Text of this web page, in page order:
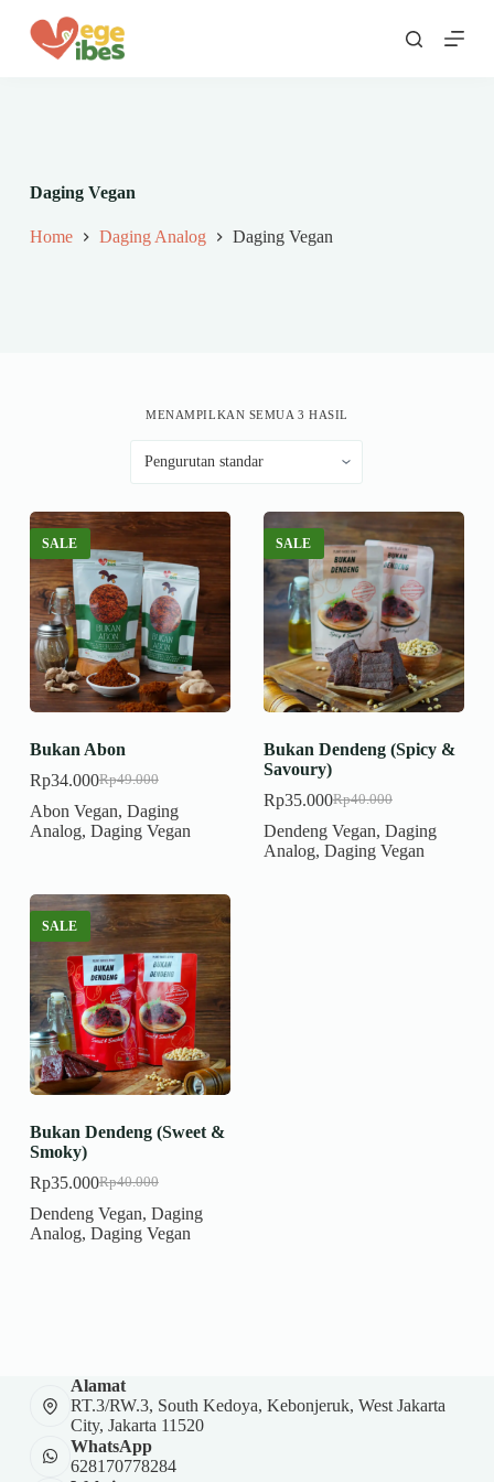
k
n
Daging Vegan
Home Daging Analog Daging Vegan
MENAMPILKAN SEMUA 3 HASIL
SALE
Bukan Abon
Rp49.000
Harga
aslinya
adalah:
Rp34.000Harga
saat
ini
Abon Vegan, Daging
Analog, Daging Vegan
SALE
Bukan Dendeng (Spicy &
Savoury)
Rp40.000
Harga
aslinya
adalah:
Rp35.000Harga
saat
ini
Dendeng Vegan, Daging
Analog, Daging Vegan
SALE
Bukan Dendeng (Sweet &
Smoky)
Rp40.000
Harga
aslinya
adalah:
Rp35.000Harga
saat
ini
Dendeng Vegan, Daging
Analog, Daging Vegan
Alamat
RT.3/RW.3, South Kedoya, Kebonjeruk, West Jakarta
City, Jakarta 11520
WhatsApp
628170778284